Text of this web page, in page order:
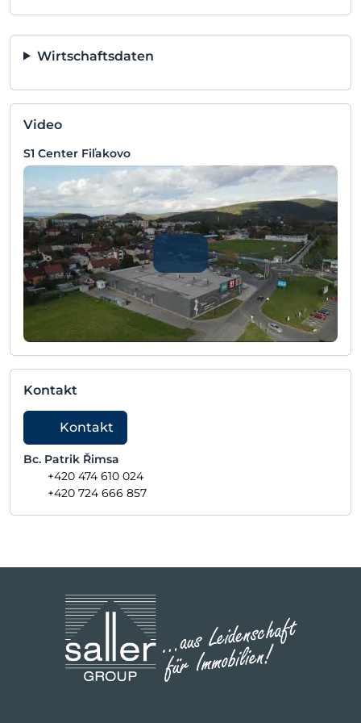
Wirtschaftsdaten
Video
S1 Center Fiľakovo
Kontakt
Kontakt
Bc. Patrik Řimsa
+420 474 610 024
+420 724 666 857